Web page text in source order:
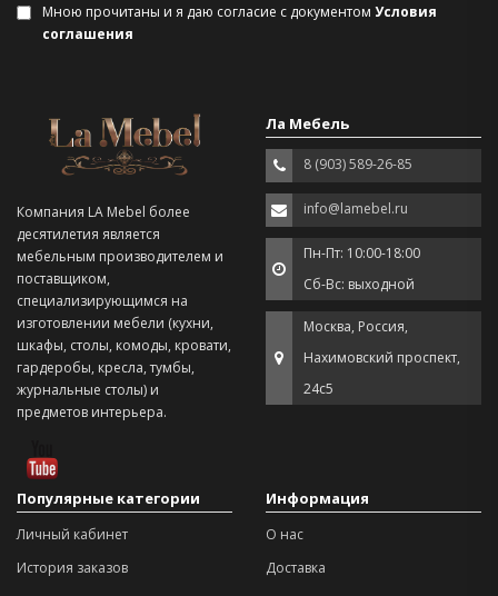
Мною прочитаны и я даю согласие с документом Условия
соглашения
Компания LA Mebel более
десятилетия является
мебельным производителем и
поставщиком,
специализирующимся на
изготовлении мебели (кухни,
шкафы, столы, комоды, кровати,
гардеробы, кресла, тумбы,
журнальные столы) и
предметов интерьера.
Ла Мебель
8 (903) 589-26-85
info@lamebel.ru
Пн-Пт: 10:00-18:00
Сб-Вс: выходной
Москва, Россия,
Нахимовский проспект,
24с5
Популярные категории
Личный кабинет
История заказов
Информация
О нас
Доставка